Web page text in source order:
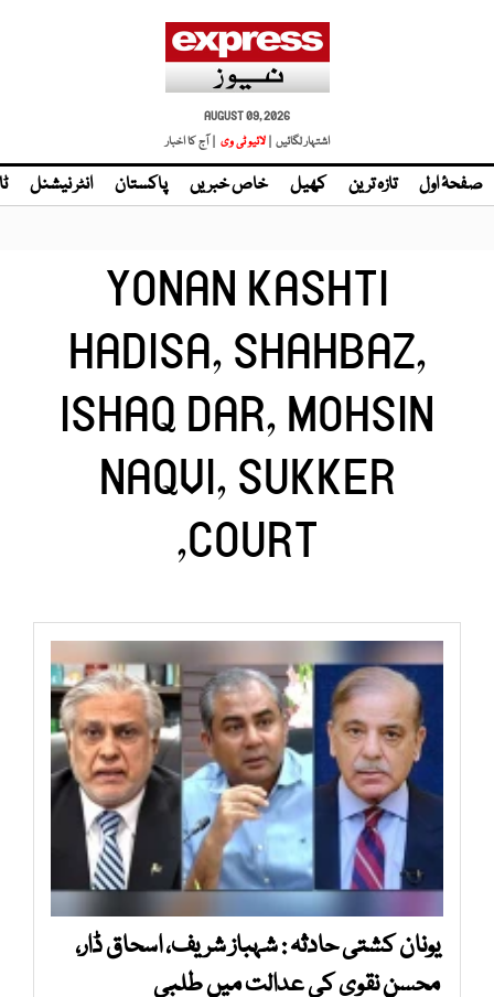
AUGUST 09, 2026
اشتہار لگائیں | لائیو ٹی وی | آج کا اخبار
صفحۂ اول تازہ ترین کھیل خاص خبریں پاکستان انٹر نیشنل
YONAN KASHTI
HADISA, SHAHBAZ,
ISHAQ DAR, MOHSIN
NAQVI, SUKKER
COURT,
یونان کشتی حادثہ : شہباز شریف، اسحاق ڈار،
محسن نقوی کی عدالت میں طلبی